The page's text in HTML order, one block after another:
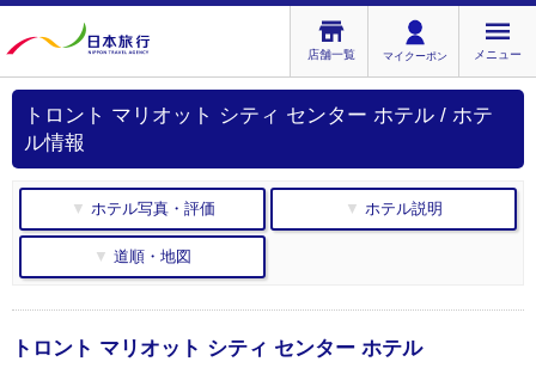
店舗一覧 マイクーポン メニュー
トロント マリオット シティ センター ホテル / ホテ
ル情報
▼ ホテル写真・評価 ▼ ホテル説明
▼ 道順・地図
トロント マリオット シティ センター ホテル